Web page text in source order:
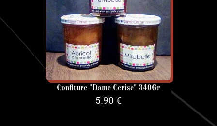
Confiture "Dame Cerise" 340Gr
5.90 €